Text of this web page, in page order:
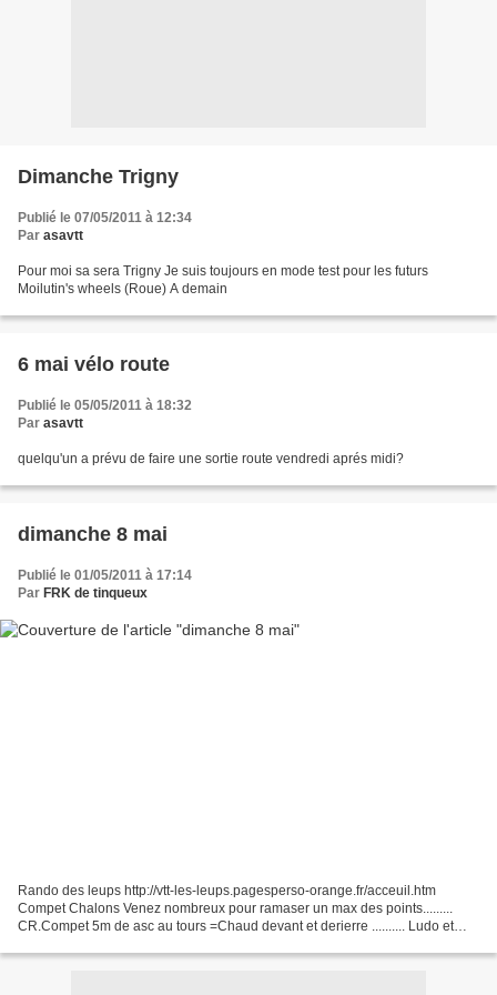
Dimanche Trigny
Publié le 07/05/2011 à 12:34
Par asavtt
Pour moi sa sera Trigny Je suis toujours en mode test pour les futurs
Moilutin's wheels (Roue) A demain
6 mai vélo route
Publié le 05/05/2011 à 18:32
Par asavtt
quelqu'un a prévu de faire une sortie route vendredi aprés midi?
dimanche 8 mai
Publié le 01/05/2011 à 17:14
Par FRK de tinqueux
Rando des leups http://vtt-les-leups.pagesperso-orange.fr/acceuil.htm
Compet Chalons Venez nombreux pour ramaser un max des points.........
CR.Compet 5m de asc au tours =Chaud devant et derierre .......... Ludo et